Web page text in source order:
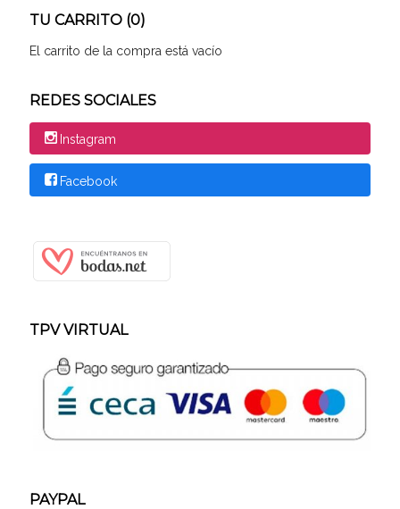
TU CARRITO (0)
El carrito de la compra está vacío
REDES SOCIALES
Instagram
Facebook
TPV VIRTUAL
PAYPAL